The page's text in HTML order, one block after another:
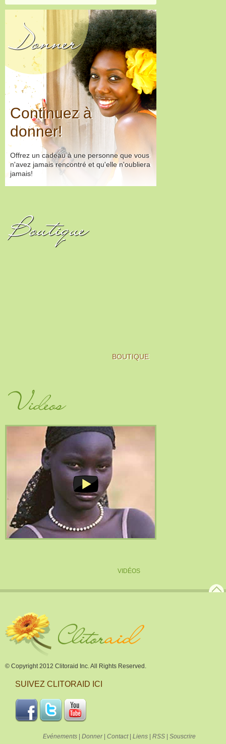
Donner
Continuez à
donner!
Offrez un cadeau à une personne que vous
n'avez jamais rencontré et qu'elle n'oubliera
jamais!
Boutique
BOUTIQUE
Vidéos
VIDÉOS
© Copyright 2012 Clitoraid Inc. All Rights Reserved.
SUIVEZ CLITORAID ICI
Evénements Donner| Contact| Liens RSS Souscrire